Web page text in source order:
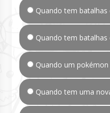
Quando tem
Quando tem
Quando um pokémon
Quando tem uma